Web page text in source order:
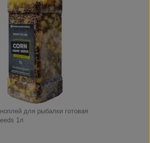
для рыбалки готовая
1л